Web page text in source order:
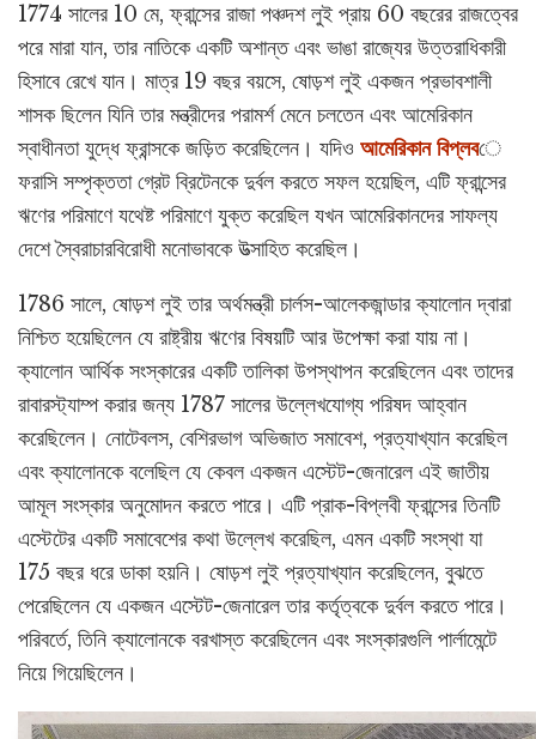
1774 সালের 10 মে, ফ্রান্সের রাজা পঞ্চদশ লুই প্রায় 60 বছরের রাজত্বের
পরে মারা যান, তার নাতিকে একটি অশান্ত এবং ভাঙা রাজ্যের উত্তরাধিকারী
হিসাবে রেখে যান। মাত্র 19 বছর বয়সে, ষোড়শ লুই একজন প্রভাবশালী
শাসক ছিলেন যিনি তার মন্ত্রীদের পরামর্শ মেনে চলতেন এবং আমেরিকান
স্বাধীনতা যুদ্ধে ফ্রান্সকে জড়িত করেছিলেন। যদিও আমেরিকান বিপ্লবে
ফরাসি সম্পৃক্ততা গ্রেট ব্রিটেনকে দুর্বল করতে সফল হয়েছিল, এটি ফ্রান্সের
ঋণের পরিমাণে যথেষ্ট পরিমাণে যুক্ত করেছিল যখন আমেরিকানদের সাফল্য
দেশে স্বৈরাচারবিরোধী মনোভাবকে উত্সাহিত করেছিল।
1786 সালে, ষোড়শ লুই তার অর্থমন্ত্রী চার্লস-আলেকজান্ডার ক্যালোন দ্বারা
নিশ্চিত হয়েছিলেন যে রাষ্ট্রীয় ঋণের বিষয়টি আর উপেক্ষা করা যায় না।
ক্যালোন আর্থিক সংস্কারের একটি তালিকা উপস্থাপন করেছিলেন এবং তাদের
রাবারস্ট্যাম্প করার জন্য 1787 সালের উল্লেখযোগ্য পরিষদ আহ্বান
করেছিলেন। নোটেবলস, বেশিরভাগ অভিজাত সমাবেশ, প্রত্যাখ্যান করেছিল
এবং ক্যালোনকে বলেছিল যে কেবল একজন এস্টেট-জেনারেল এই জাতীয়
আমূল সংস্কার অনুমোদন করতে পারে। এটি প্রাক-বিপ্লবী ফ্রান্সের তিনটি
এস্টেটের একটি সমাবেশের কথা উল্লেখ করেছিল, এমন একটি সংস্থা যা
175 বছর ধরে ডাকা হয়নি। ষোড়শ লুই প্রত্যাখ্যান করেছিলেন, বুঝতে
পেরেছিলেন যে একজন এস্টেট-জেনারেল তার কর্তৃত্বকে দুর্বল করতে পারে।
পরিবর্তে, তিনি ক্যালোনকে বরখাস্ত করেছিলেন এবং সংস্কারগুলি পার্লামেন্টে
নিয়ে গিয়েছিলেন।